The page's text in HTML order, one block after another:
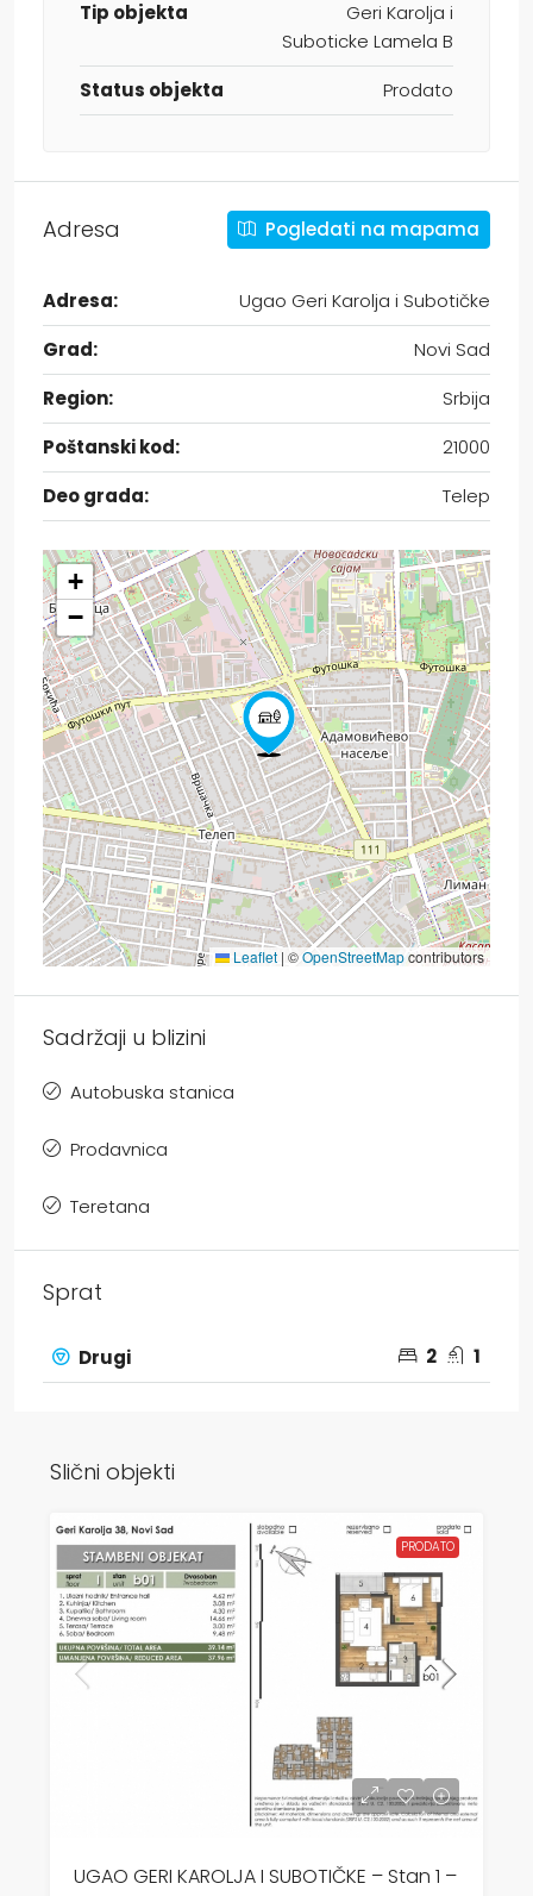
Tip objekta
Geri Karolja i
Suboticke Lamela B
Status objekta
Prodato
Adresa Pogledati na mapama
Adresa:
Ugao Geri Karolja i Subotičke
Grad:
Novi Sad
Region:
Srbija
Poštanski kod:
21000
Deo grada:
Telep
+
−
Leaflet | ©OpenStreetMapcontributors
Sadržaji u blizini
Autobuska stanica
Prodavnica
Teretana
Sprat
Drugi 2 1
Slični objekti
PRODATO
UGAO GERI KAROLJA I SUBOTIČKE – Stan 1 –